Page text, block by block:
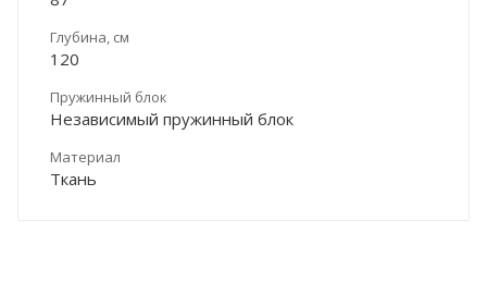
Глубина, см
120
Пружинный блок
Независимый пружинный блок
Материал
Ткань